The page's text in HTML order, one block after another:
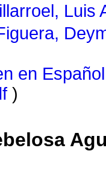
Luis
en Español
)